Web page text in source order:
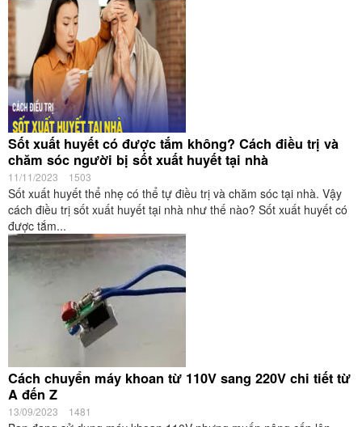
Sốt xuất huyết có được tắm không? Cách điều trị và
chăm sóc người bị sốt xuất huyết tại nhà
11/11/2023 1503
Sốt xuất huyết thể nhẹ có thể tự điều trị và chăm sóc tại nhà. Vậy
cách điều trị sốt xuất huyết tại nhà như thế nào? Sốt xuất huyết có
được tắm...
Cách chuyển máy khoan từ 110V sang 220V chi tiết từ
A đến Z
13/09/2023 1481